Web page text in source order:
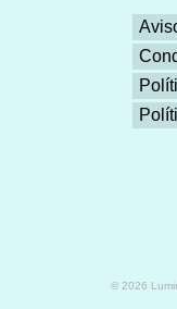
© 2026